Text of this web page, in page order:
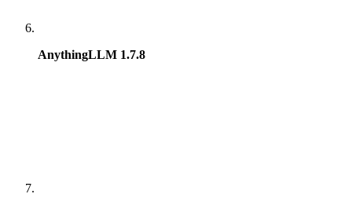
AnythingLLM 1.7.8